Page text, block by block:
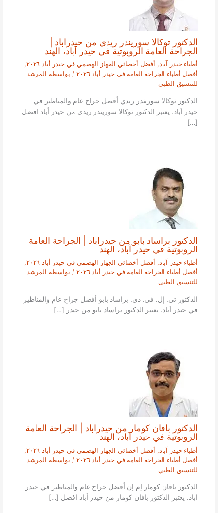
الدكتور توكالا سوريندر ريدي من حيدراباد |
الجراحة العامة الروبوتية في حيدر آباد، الهند
أطباء حيدر آباد , أفضل أخصائي الجهاز الهضمي في حيدر أباد ٢٠٢٦
,
أفضل أطباء الجراحة العامة في حيدر أباد ٢٠٢٦
/ بواسطة المرشد
للتنسيق الطبي
الدكتور توكالا سوريندر ريدي أفضل جراح عام والمناظير في
حيدر آباد. يعتبر الدكتور توكالا سوريندر ريدي من حيدر أباد افضل
[…]
الدكتور براساد بابو من حيدراباد | الجراحة العامة
الروبوتية في حيدر آباد، الهند
أطباء حيدر آباد, أفضل أخصائي الجهاز الهضمي في حيدر أباد ٢٠٢٦
,
أفضل أطباء الجراحة العامة في حيدر أباد ٢٠٢٦
/ بواسطة المرشد
للتنسيق الطبي
الدكتور تي. إل. في. دي. براساد بابو أفضل جراح عام والمناظير
في حيدر آباد. يعتبر الدكتور براساد بابو من حيدر […]
الدكتور بافان كومار من حيدراباد | الجراحة العامة
الروبوتية في حيدر آباد، الهند
أطباء حيدر آباد , أفضل أخصائي الجهاز الهضمي في حيدر أباد ٢٠٢٦
,
أفضل أطباء الجراحة العامة في حيدر أباد ٢٠٢٦
/ بواسطة المرشد
للتنسيق الطبي
الدكتور بافان كومار إم إن أفضل جراح عام والمناظير في حيدر
آباد. يعتبر الدكتور بافان كومار من حيدر أباد افضل […]